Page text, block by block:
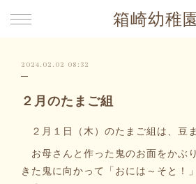
箱崎幼稚園
2024.02.02 08:32
２月のたまご組
２月１日（木）のたまご組は、豆
お母さんと作った鬼のお面をかぶ
きた鬼に向かって「おには～そと！